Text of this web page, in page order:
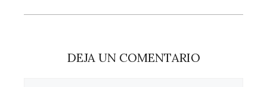
DEJA UN COMENTARIO